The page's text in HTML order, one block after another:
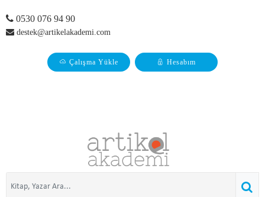
0530 076 94 90
destek@artikelakademi.com
Çalışma Yükle Hesabım